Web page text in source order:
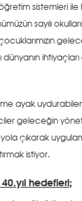
sistemleri
sayılı
ayak
geleceğin
çıkarak
istiyor.
hedefleri;